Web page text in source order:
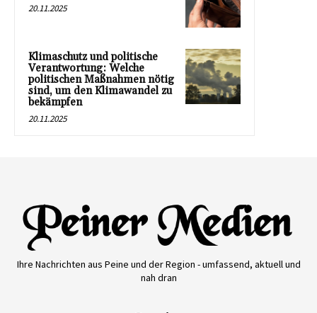
20.11.2025
Klimaschutz und politische
Verantwortung: Welche
politischen Maßnahmen nötig
sind, um den Klimawandel zu
bekämpfen
20.11.2025
Ihre Nachrichten aus Peine und der Region - umfassend, aktuell und
nah dran